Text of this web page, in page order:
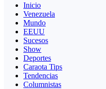
Inicio
Venezuela
Mundo
EEUU
Sucesos
Show
Deportes
Caraota Tips
Tendencias
Columnistas